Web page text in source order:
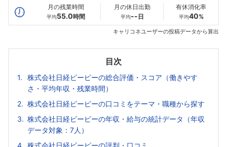
月の残業時間
平均55.0時間
月の休日出勤
平均-- 日
有休消化率
平均40%
キャリコネユーザーの投稿データから算出
目次
株式会社日経ビーピーの総合評価・スコア（働きやす
さ・平均年収・残業時間）
株式会社日経ビーピーの口コミをテーマ・職種から探す
株式会社日経ビーピーの年収・給与の統計データ（年収
データ対象：7人）
株式会社日経ビーピーの評判・口コミ